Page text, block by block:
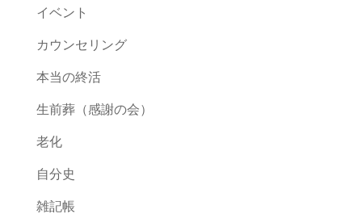
イベント
カウンセリング
本当の終活
生前葬（感謝の会）
老化
自分史
雑記帳